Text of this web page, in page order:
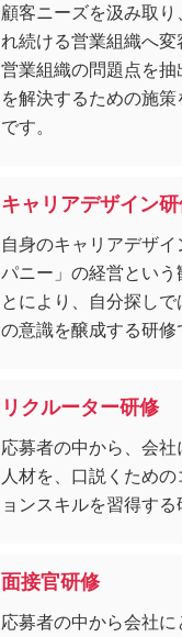
顧客ニーズを汲み取
れ続ける営業組織へ変
営業組織の問題点を抽
を解決するための施
です。
キャリアデザイン
自身のキャリアデザ
パニー」の経営という
とにより、自分探しで
の意識を醸成する研修
リクルーター研修
応募者の中から、会
人材を、口説くため
ョンスキルを習得する
面接官研修
応募者の中から会社に